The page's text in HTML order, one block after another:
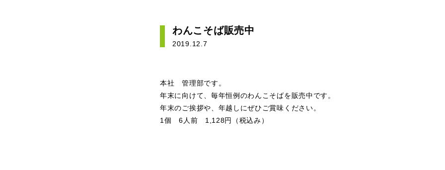
わんこそば販売中
2019.12.7
本社 管理部です。
年末に向けて、毎年恒例のわんこそばを販売中です。
年末のご挨拶や、年越しにぜひご賞味ください。
1個 6人前 1,128円（税込み）